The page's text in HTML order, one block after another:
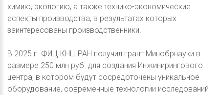
химию, экологию, а также технико-экономические
аспекты производства, в результатах которых
заинтересованы производственники.
В 2025 г. ФИЦ КНЦ РАН получил грант Минобрнауки в
размере 250 млн руб. для создания Инжинирингового
центра, в котором будут сосредоточены уникальное
оборудование, современные технологии исследований